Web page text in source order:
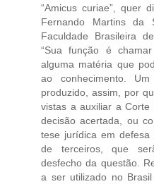
“Amicus curiae”, quer
Fernando Martins da
Faculdade Brasileira
“Sua função é
alguma matéria que
ao conhecimento.
produzido, assim, por
vistas a auxiliar a
decisão acertada, ou
tese jurídica em
de terceiros, que
desfecho da questão.
a ser utilizado no